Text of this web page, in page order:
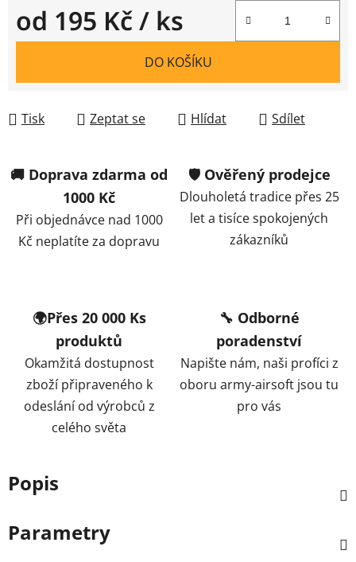
od 195 Kč/ ks
Měrná cena:
DO KOŠÍKU
Tisk Zeptat se Hlídat Sdílet
🚚 Doprava zdarma od
1000 Kč
Při objednávce nad 1000
Kč neplatíte za dopravu
🛡️ Ověřený prodejce
Dlouholetá tradice přes 25
let a tisíce spokojených
zákazníků
🌍Přes 20 000 Ks
produktů
Okamžitá dostupnost
zboží připraveného k
odeslání od výrobců z
celého světa
🔧 Odborné
poradenství
Napište nám, naši profíci z
oboru army-airsoft jsou tu
pro vás
Popis
Parametry